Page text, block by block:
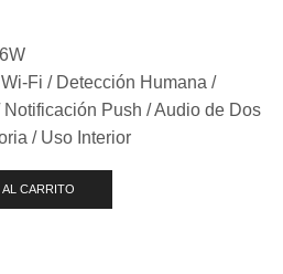
Fi / Detección Humana /
Push / Audio de Dos
/ Uso Interior
CARRITO